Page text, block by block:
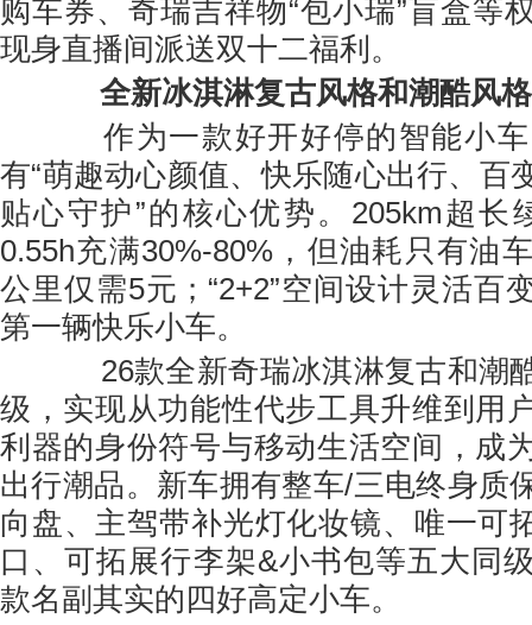
购车券、奇瑞吉祥物“包小瑞”盲盒等
现身直播间派送双十二福利。
全新冰淇淋复古风格和潮酷风
作为一款好开好停的智能小车
有“萌趣动心颜值、快乐随心出行、百
贴心守护”的核心优势。205km超长
0.55h充满30%-80%，但油耗只有油
公里仅需5元；“2+2”空间设计灵活百
第一辆快乐小车。
26款全新奇瑞冰淇淋复古和潮
级，实现从功能性代步工具升维到用
利器的身份符号与移动生活空间，成
出行潮品。新车拥有整车/三电终身质
向盘、主驾带补光灯化妆镜、唯一可
口、可拓展行李架&小书包等五大同
款名副其实的四好高定小车。